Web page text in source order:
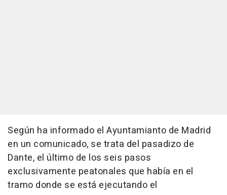
Según ha informado el Ayuntamianto de Madrid
en un comunicado, se trata del pasadizo de
Dante, el último de los seis pasos
exclusivamente peatonales que había en el
tramo donde se está ejecutando el